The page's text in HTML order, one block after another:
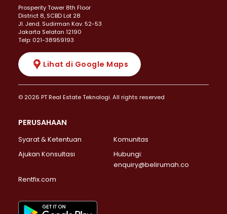
Prosperity Tower 8th Floor
District 8, SCBD Lot 28
JI. Jend. Sudirman Kav. 52-53
Jakarta Selatan 12190
Telp: 021-38959193
Lihat di Google Maps
© 2026 PT Real Estate Teknologi. All rights reserved
PERUSAHAAN
Syarat & Ketentuan
Komunitas
Ajukan Konsultasi
Hubungi:
enquiry@belirumah.co
Rentfix.com